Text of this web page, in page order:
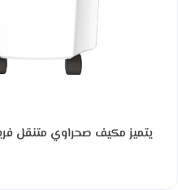
يتميز مكيف صحراوي متنقل